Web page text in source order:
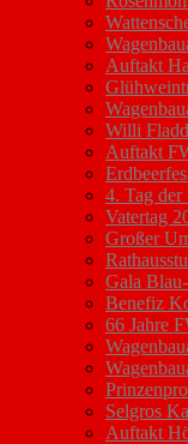
Auftakt
Willi
Auftakt
4. Tag der
Vatertag
Großer
Gala
Benefiz
66 Jahre
Selgros
Auftakt